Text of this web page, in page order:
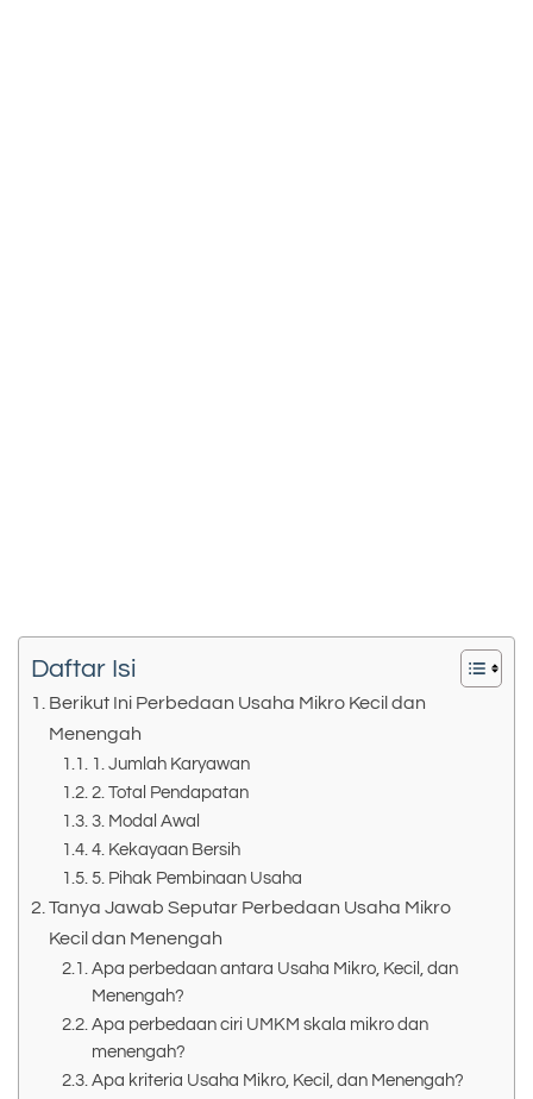
Daftar Isi
Berikut Ini Perbedaan Usaha Mikro Kecil dan
Menengah
1. Jumlah Karyawan
2. Total Pendapatan
3. Modal Awal
4. Kekayaan Bersih
5. Pihak Pembinaan Usaha
Tanya Jawab Seputar Perbedaan Usaha Mikro
Kecil dan Menengah
Apa perbedaan antara Usaha Mikro, Kecil, dan
Menengah?
Apa perbedaan ciri UMKM skala mikro dan
menengah?
Apa kriteria Usaha Mikro, Kecil, dan Menengah?